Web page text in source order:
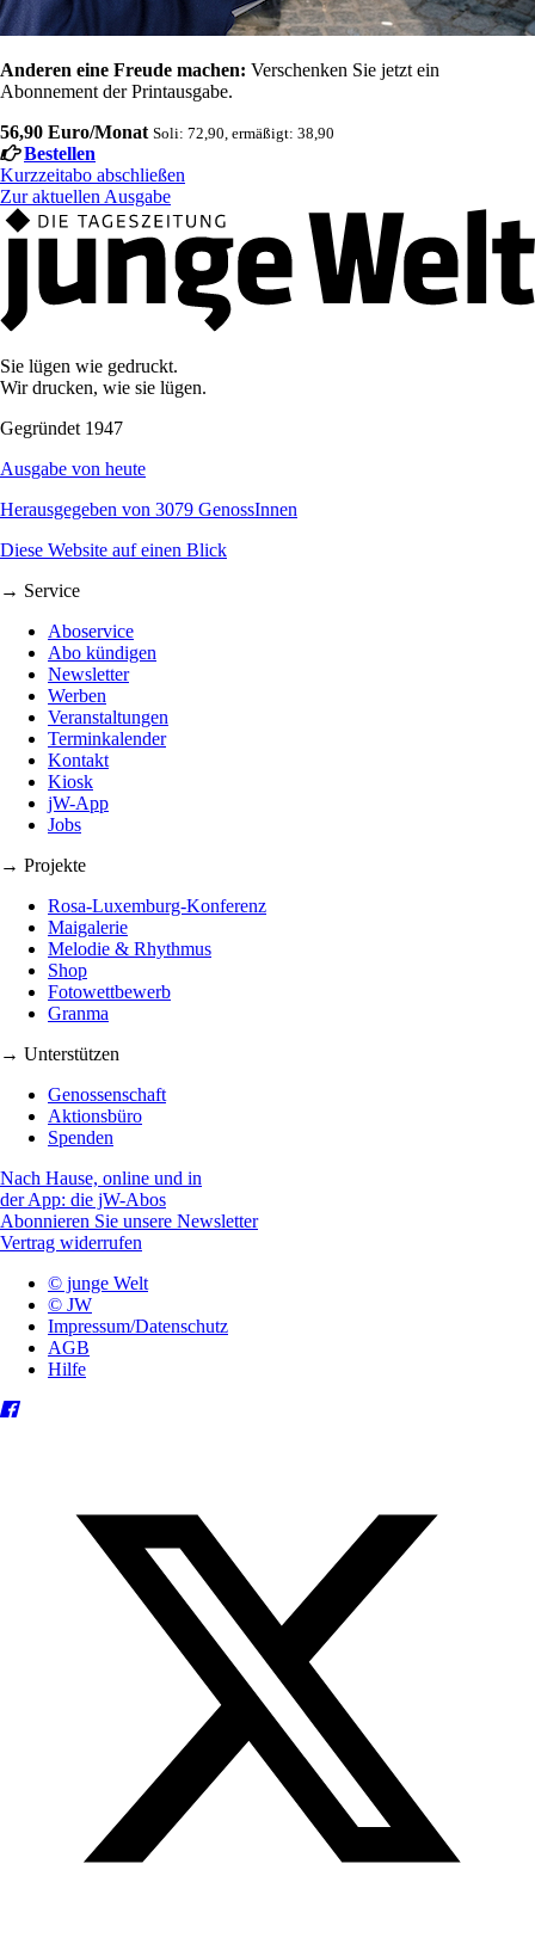
Anderen eine Freude machen: Verschenken Sie jetzt ein
Abonnement der Printausgabe.
56,90 Euro/Monat Soli: 72,90, ermäßigt: 38,90
Bestellen
Kurzzeitabo abschließen
Zur aktuellen Ausgabe
Sie lügen wie gedruckt.
Wir drucken, wie sie lügen.
Gegründet 1947
Ausgabe von heute
Herausgegeben von 3079 GenossInnen
Diese Website auf einen Blick
→ Service
Aboservice
Abo kündigen
Newsletter
Werben
Veranstaltungen
Terminkalender
Kontakt
Kiosk
jW-App
Jobs
→ Projekte
Rosa-Luxemburg-Konferenz
Maigalerie
Melodie & Rhythmus
Shop
Fotowettbewerb
Granma
→ Unterstützen
Genossenschaft
Aktionsbüro
Spenden
Nach Hause, online und in
der App: die jW-Abos
Abonnieren Sie unsere Newsletter
Vertrag widerrufen
© junge Welt
© JW
Impressum/Datenschutz
AGB
Hilfe